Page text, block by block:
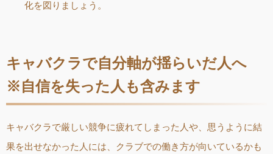
化を図りましょう。
キャバクラで自分軸が揺らいだ人へ
※自信を失った人も含みます
キャバクラで厳しい競争に疲れてしまった人や、思うように結
果を出せなかった人には、クラブでの働き方が向いているかも